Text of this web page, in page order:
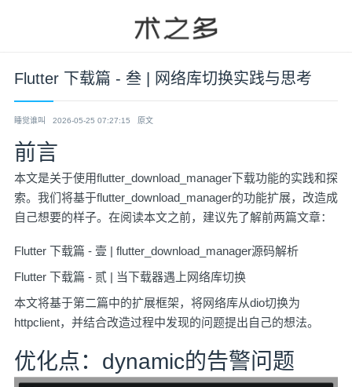
Flutter 下载篇 - 叁 | 网络库切换实践与思考
睡觉谁叫 2026-05-25 07:27:15 原文
前言
本文是关于使用flutter_download_manager下载功能的实践和探
索。我们将基于flutter_download_manager的功能扩展，改造成
自己想要的样子。在阅读本文之前，建议先了解前两篇文章：
Flutter 下载篇 - 壹 | flutter_download_manager源码解析
Flutter 下载篇 - 贰 | 当下载器遇上网络库切换
本文将基于第二篇中的扩展框架，将网络库从dio切换为
httpclient，并结合改造过程中发现的问题提出自己的想法。
优化点：dynamic的告警问题